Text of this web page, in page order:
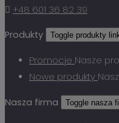
 +48 601 36 82 39
Produkty Toggle produkty
Promocje Nasze
Nowe produkty
Nasza firma Toggle nasza